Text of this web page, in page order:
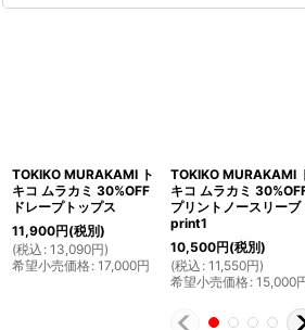
TOKIKO MURAKAMI ト
キコ ムラカミ 30%OFF
ドレープトップス
11,900円(税別)
(税込 : 13,090円)
希望小売価格: 17,000円
TOKIKO MURAKAMI
キコ ムラカミ
プリントノースリーブ
print1
10,500円(税別)
(税込 : 11,550円)
希望小売価格: 15,000